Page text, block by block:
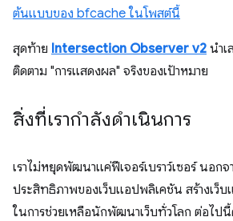
ต้นแบบของ bfcache ในโพสต์นี้
สุดท้าย Intersection Observer v2 นำ
ติดตาม "การแสดงผล" จริงของเป้าหมาย
สิ่งที่เรากำลังดำเนินการ
เราไม่หยุดพัฒนาแค่ฟีเจอร์เบราว์เซอร์ นอกจ
ประสิทธิภาพของเว็บแอปพลิเคชัน สร้างเว็บ
ในการช่วยเหลือนักพัฒนาเว็บทั่วโลก ต่อไปนี้